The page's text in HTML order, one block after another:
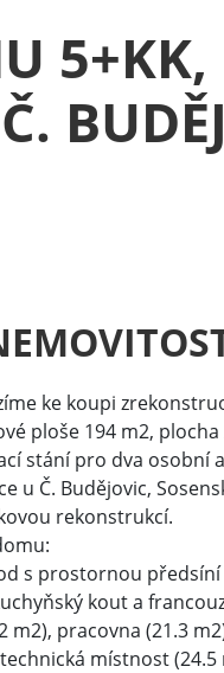
ke koupi
ploše 194 m2,
stání pro dva
u Č. Budějovic,
rekonstrukcí.
s prostornou
kout a
m2), pracovna (21.3
místnost